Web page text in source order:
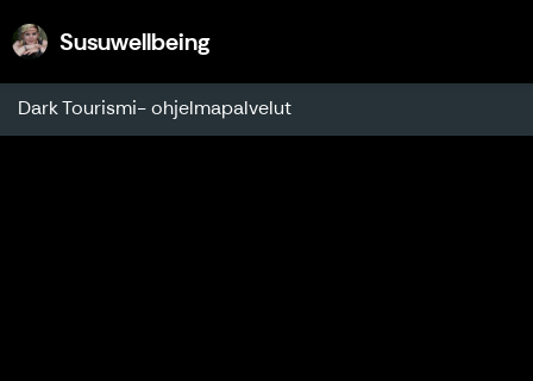
SusuwellbeingSusuwellbeing
Dark Tourismi- ohjelmapalvelut